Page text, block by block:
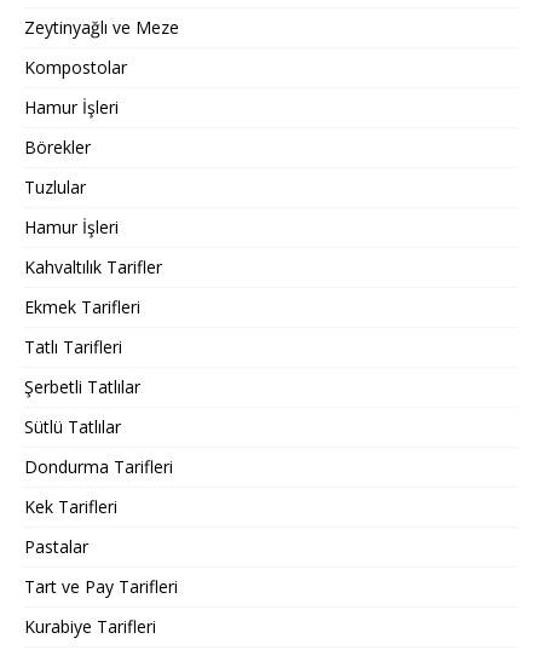
Zeytinyağlı ve Meze
Kompostolar
Hamur İşleri
Börekler
Tuzlular
Hamur İşleri
Kahvaltılık Tarifler
Ekmek Tarifleri
Tatlı Tarifleri
Şerbetli Tatlılar
Sütlü Tatlılar
Dondurma Tarifleri
Kek Tarifleri
Pastalar
Tart ve Pay Tarifleri
Kurabiye Tarifleri